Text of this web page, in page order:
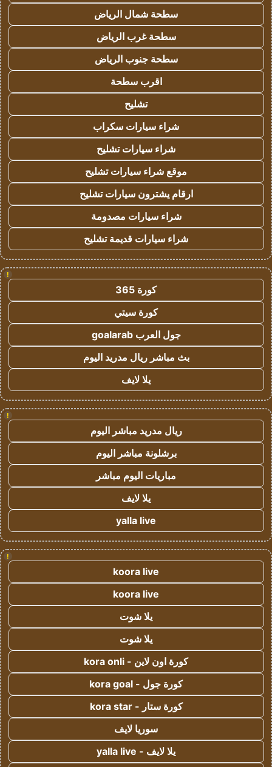
سطحة شمال الرياض
سطحة غرب الرياض
سطحة جنوب الرياض
اقرب سطحة
تشليح
شراء سيارات سكراب
شراء سيارات تشليح
موقع شراء سيارات تشليح
ارقام يشترون سيارات تشليح
شراء سيارات مصدومة
شراء سيارات قديمة تشليح
!
كورة 365
كورة سيتي
جول العرب goalarab
بث مباشر ريال مدريد اليوم
يلا لايف
!
ريال مدريد مباشر اليوم
برشلونة مباشر اليوم
مباريات اليوم مباشر
يلا لايف
yalla live
!
koora live
koora live
يلا شوت
يلا شوت
كورة اون لاين - kora onli
كورة جول - kora goal
كورة ستار - kora star
سوريا لايف
يلا لايف - yalla live